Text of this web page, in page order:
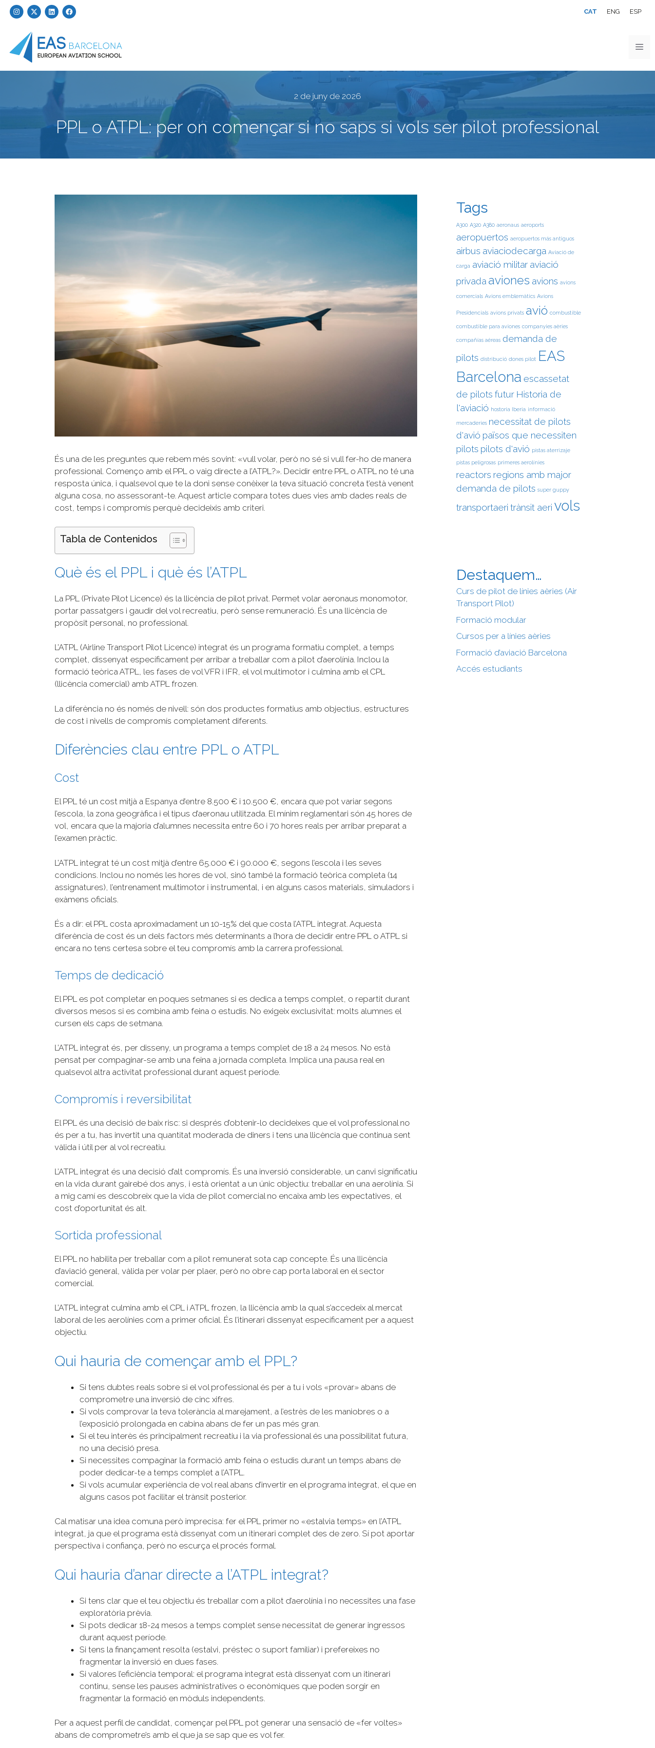
CAT ENG ESP
2 de juny de 2026
PPL o ATPL: per on començar si no saps si vols ser pilot professional
És una de les preguntes que rebem més sovint: «vull volar, però no sé si vull fer-ho de manera
professional. Començo amb el PPL o vaig directe a l’ATPL?». Decidir entre PPL o ATPL no té una
resposta única, i qualsevol que te la doni sense conèixer la teva situació concreta t’està venent
alguna cosa, no assessorant-te. Aquest article compara totes dues vies amb dades reals de
cost, temps i compromís perquè decideixis amb criteri.
Tabla de Contenidos
Què és el PPL i què és l’ATPL
La PPL (Private Pilot Licence) és la llicència de pilot privat. Permet volar aeronaus monomotor,
portar passatgers i gaudir del vol recreatiu, però sense remuneració. És una llicència de
propòsit personal, no professional.
L’ATPL (Airline Transport Pilot Licence) integrat és un programa formatiu complet, a temps
complet, dissenyat específicament per arribar a treballar com a pilot d’aerolínia. Inclou la
formació teòrica ATPL, les fases de vol VFR i IFR, el vol multimotor i culmina amb el CPL
(llicència comercial) amb ATPL frozen.
La diferència no és només de nivell: són dos productes formatius amb objectius, estructures
de cost i nivells de compromís completament diferents.
Diferències clau entre PPL o ATPL
Cost
El PPL té un cost mitjà a Espanya d’entre 8.500 € i 10.500 €, encara que pot variar segons
l’escola, la zona geogràfica i el tipus d’aeronau utilitzada. El mínim reglamentari són 45 hores de
vol, encara que la majoria d’alumnes necessita entre 60 i 70 hores reals per arribar preparat a
l’examen pràctic.
L’ATPL integrat té un cost mitjà d’entre 65.000 € i 90.000 €, segons l’escola i les seves
condicions. Inclou no només les hores de vol, sinó també la formació teòrica completa (14
assignatures), l’entrenament multimotor i instrumental, i en alguns casos materials, simuladors i
exàmens oficials.
És a dir: el PPL costa aproximadament un 10-15% del que costa l’ATPL integrat. Aquesta
diferència de cost és un dels factors més determinants a l’hora de decidir entre PPL o ATPL si
encara no tens certesa sobre el teu compromís amb la carrera professional.
Temps de dedicació
El PPL es pot completar en poques setmanes si es dedica a temps complet, o repartit durant
diversos mesos si es combina amb feina o estudis. No exigeix exclusivitat: molts alumnes el
cursen els caps de setmana.
L’ATPL integrat és, per disseny, un programa a temps complet de 18 a 24 mesos. No està
pensat per compaginar-se amb una feina a jornada completa. Implica una pausa real en
qualsevol altra activitat professional durant aquest període.
Compromís i reversibilitat
El PPL és una decisió de baix risc: si després d’obtenir-lo decideixes que el vol professional no
és per a tu, has invertit una quantitat moderada de diners i tens una llicència que continua sent
vàlida i útil per al vol recreatiu.
L’ATPL integrat és una decisió d’alt compromís. És una inversió considerable, un canvi significatiu
en la vida durant gairebé dos anys, i està orientat a un únic objectiu: treballar en una aerolínia. Si
a mig camí es descobreix que la vida de pilot comercial no encaixa amb les expectatives, el
cost d’oportunitat és alt.
Sortida professional
El PPL no habilita per treballar com a pilot remunerat sota cap concepte. És una llicència
d’aviació general, vàlida per volar per plaer, però no obre cap porta laboral en el sector
comercial.
L’ATPL integrat culmina amb el CPL i ATPL frozen, la llicència amb la qual s’accedeix al mercat
laboral de les aerolínies com a primer oficial. És l’itinerari dissenyat específicament per a aquest
objectiu.
Qui hauria de començar amb el PPL?
Si tens dubtes reals sobre si el vol professional és per a tu i vols «provar» abans de
comprometre una inversió de cinc xifres.
Si vols comprovar la teva tolerància al marejament, a l’estrès de les maniobres o a
l’exposició prolongada en cabina abans de fer un pas més gran.
Si el teu interès és principalment recreatiu i la via professional és una possibilitat futura,
no una decisió presa.
Si necessites compaginar la formació amb feina o estudis durant un temps abans de
poder dedicar-te a temps complet a l’ATPL.
Si vols acumular experiència de vol real abans d’invertir en el programa integrat, el que en
alguns casos pot facilitar el trànsit posterior.
Cal matisar una idea comuna però imprecisa: fer el PPL primer no «estalvia temps» en l’ATPL
integrat, ja que el programa està dissenyat com un itinerari complet des de zero. Sí pot aportar
perspectiva i confiança, però no escurça el procés formal.
Qui hauria d’anar directe a l’ATPL integrat?
Si tens clar que el teu objectiu és treballar com a pilot d’aerolínia i no necessites una fase
exploratòria prèvia.
Si pots dedicar 18-24 mesos a temps complet sense necessitat de generar ingressos
durant aquest període.
Si tens la finançament resolta (estalvi, préstec o suport familiar) i prefereixes no
fragmentar la inversió en dues fases.
Si valores l’eficiència temporal: el programa integrat està dissenyat com un itinerari
continu, sense les pauses administratives o econòmiques que poden sorgir en
fragmentar la formació en mòduls independents.
Per a aquest perfil de candidat, començar pel PPL pot generar una sensació de «fer voltes»
abans de comprometre’s amb el que ja se sap que es vol fer.
Tags
A300 A320 A380 aeronaus aeroports
aeropuertos aeropuertos más antiguos
airbus aviaciodecarga Aviació de
carga aviació militar aviació
privada aviones avions avions
comercials Avions emblemàtics Avions
Presidencials avions privats avió combustible
combustible para aviones companyies aèries
compañías aéreas demanda de
pilots distribució dones pilot EAS
Barcelona escassetat
de pilots futur Historia de
l'aviació hostoria Iberia informació
mercaderies necessitat de pilots
d'avió països que necessiten
pilots pilots d'avió pistas aterrizaje
pistas peligrosas primeres aerolínies
reactors regions amb major
demanda de pilots super guppy
transportaeri trànsit aeri vols
Destaquem…
Curs de pilot de línies aèries (Air
Transport Pilot)
Formació modular
Cursos per a línies aèries
Formació d’aviació Barcelona
Accés estudiants